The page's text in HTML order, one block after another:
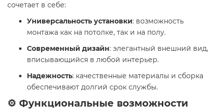
сочетает в себе:
Универсальность установки: возможность
монтажа как на потолке, так и на полу.
Современный дизайн: элегантный внешний вид,
вписывающийся в любой интерьер.
Надежность: качественные материалы и сборка
обеспечивают долгий срок службы.
⚙️ Функциональные возможности